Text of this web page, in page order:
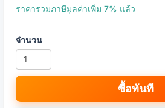
ราคารวมภาษีมูลค่าเพิ่ม 7% แล้ว
จำนวน
ซื้อทันที